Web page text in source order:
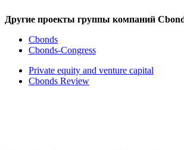
Другие проекты группы компаний
Cbonds
Cbonds-Congress
Private equity and venture capital
Cbonds Review